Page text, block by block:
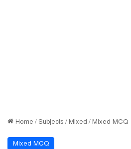
Home / Subjects /Mixed /Mixed MCQ
Mixed MCQ